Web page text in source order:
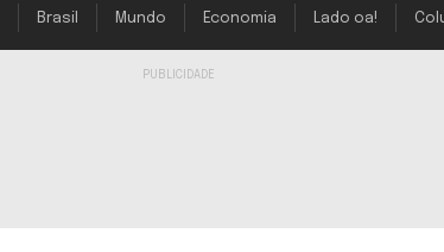
Brasil Mundo Economia Lado oa!